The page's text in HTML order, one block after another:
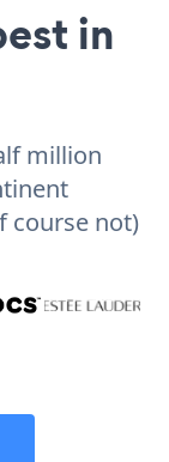
in
million
course not)